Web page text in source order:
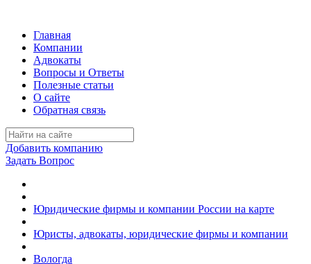
Главная
Компании
Адвокаты
Вопросы и Ответы
Полезные статьи
О сайте
Обратная связь
Добавить компанию
Задать Вопрос
Юридические фирмы и компании России на карте
Юристы, адвокаты, юридические фирмы и компании
Вологда